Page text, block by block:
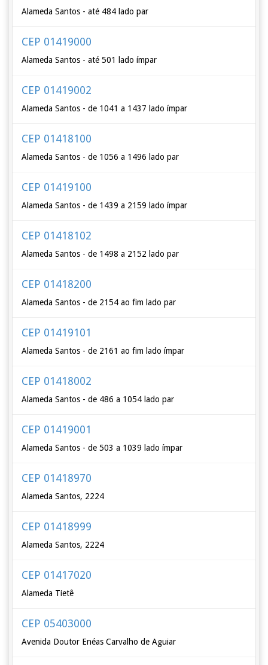
Alameda Santos - até 484 lado par
CEP 01419000
Alameda Santos - até 501 lado ímpar
CEP 01419002
Alameda Santos - de 1041 a 1437 lado ímpar
CEP 01418100
Alameda Santos - de 1056 a 1496 lado par
CEP 01419100
Alameda Santos - de 1439 a 2159 lado ímpar
CEP 01418102
Alameda Santos - de 1498 a 2152 lado par
CEP 01418200
Alameda Santos - de 2154 ao fim lado par
CEP 01419101
Alameda Santos - de 2161 ao fim lado ímpar
CEP 01418002
Alameda Santos - de 486 a 1054 lado par
CEP 01419001
Alameda Santos - de 503 a 1039 lado ímpar
CEP 01418970
Alameda Santos, 2224
CEP 01418999
Alameda Santos, 2224
CEP 01417020
Alameda Tietê
CEP 05403000
Avenida Doutor Enéas Carvalho de Aguiar